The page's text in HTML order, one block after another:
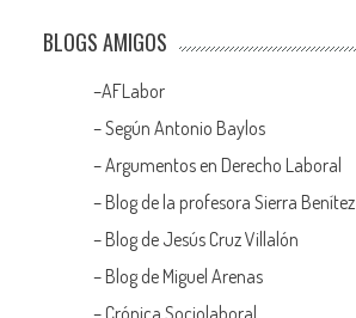
BLOGS AMIGOS
–AFLabor
– Según Antonio Baylos
–Argumentos en Derecho Laboral
– Blog de la profesora Sierra Benítez
– Blog de Jesús Cruz Villalón
– Blog de Miguel Arenas
– Crónica Sociolaboral